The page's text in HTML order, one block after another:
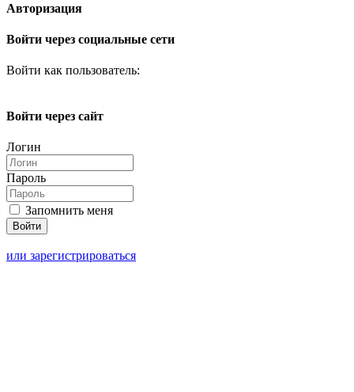
Авторизация
Войти через социальные сети
Войти как пользователь:
Войти через сайт
Логин
Пароль
Запомнить меня
или зарегистрироваться